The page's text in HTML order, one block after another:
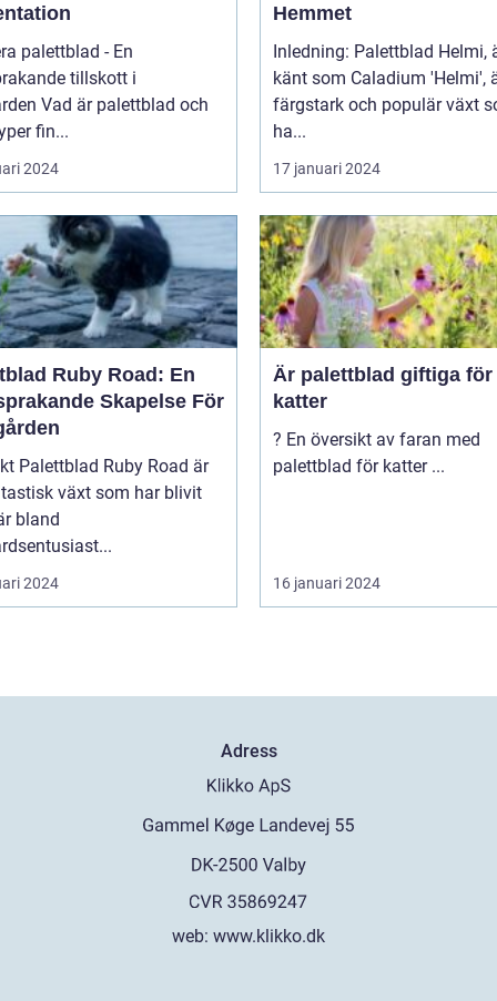
palettblad - En
tillskott i
och
fin...
2024
Hemmet
Inledning: Palettblad Helmi,
känt som Caladium 'Helmi',
färgstark och populär växt
ha...
17 januari 2024
Ruby Road: En
Skapelse För
är
växt som har blivit
bland
2024
Är palettblad giftiga för
katter
? En översikt av faran med
palettblad för katter ...
16 januari 2024
Adress
web: www.klikko.dk